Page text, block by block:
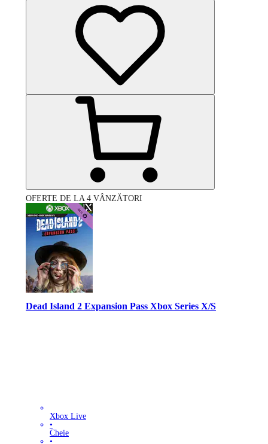
OFERTE DE LA 4 VÂNZĂTORI
Dead Island 2 Expansion Pass Xbox Series X/S
Xbox Live
•
Cheie
•